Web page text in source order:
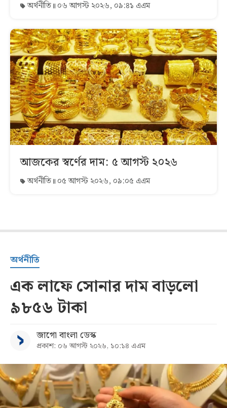
অর্থনীতি ০৬ আগস্ট ২০২৬, ০৯:৪১ এএম
আজকের স্বর্ণের দাম: ৫ আগস্ট ২০২৬
অর্থনীতি ০৫ আগস্ট ২০২৬, ০৯:০৫ এএম
অর্থনীতি
এক লাফে সোনার দাম বাড়লো
৯৮৫৬ টাকা
জাগো বাংলা ডেস্ক
প্রকাশ: ০৬ আগস্ট ২০২৬, ১০:১৪ এএম